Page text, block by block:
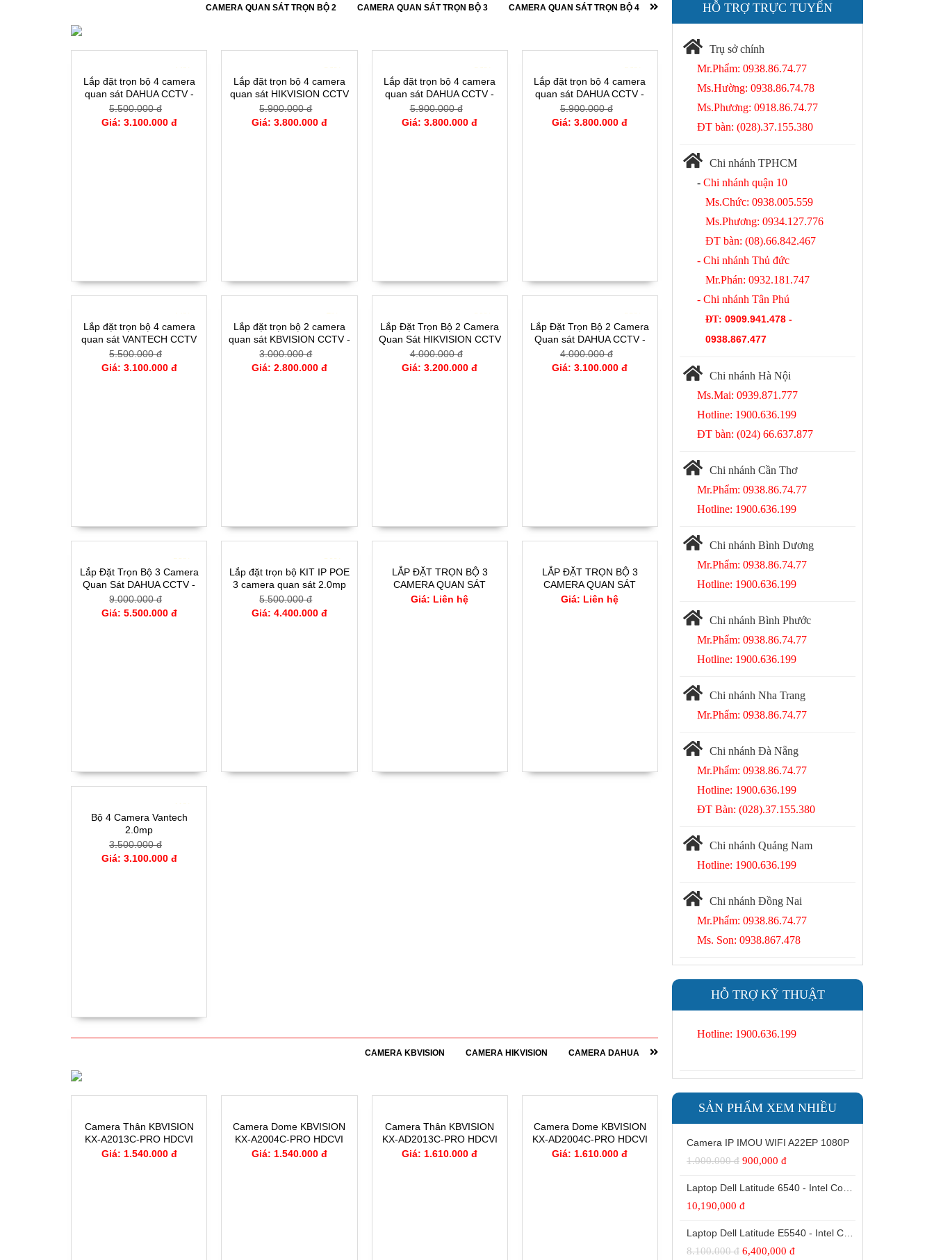
HỖ TRỢ TRỰC TUYẾN
Trụ sở chính
Mr.Phẩm: 0938.86.74.77
Ms.Hường: 0938.86.74.78
Ms.Phương: 0918.86.74.77
ĐT bàn: (028).37.155.380
Chi nhánh TPHCM
- Chi nhánh quận 10
Ms.Chức: 0938.005.559
Ms.Phương: 0934.127.776
ĐT bàn: (08).66.842.467
- Chi nhánh Thủ đức
Mr.Phán: 0932.181.747
- Chi nhánh Tân Phú
ĐT: 0909.941.478 -
0938.867.477
Chi nhánh Hà Nội
Ms.Mai: 0939.871.777
Hotline: 1900.636.199
ĐT bàn: (024) 66.637.877
Chi nhánh Cần Thơ
Mr.Phẩm: 0938.86.74.77
Hotline: 1900.636.199
Chi nhánh Bình Dương
Mr.Phẩm: 0938.86.74.77
Hotline: 1900.636.199
Chi nhánh Bình Phước
Mr.Phẩm: 0938.86.74.77
Hotline: 1900.636.199
Chi nhánh Nha Trang
Mr.Phẩm: 0938.86.74.77
Chi nhánh Đà Nẵng
Mr.Phẩm: 0938.86.74.77
Hotline: 1900.636.199
ĐT Bàn: (028).37.155.380
Chi nhánh Quảng Nam
Hotline: 1900.636.199
Chi nhánh Đồng Nai
Mr.Phẩm: 0938.86.74.77
Ms. Son: 0938.867.478
HỖ TRỢ KỸ THUẬT
Hotline: 1900.636.199
SẢN PHẨM XEM NHIỀU
Camera IP IMOU WIFI A22EP 1080P
1.000.000 đ 900,000 đ
10,190,000 đ
8.100.000 đ 6,400,000 đ
CAMERA QUAN SÁT TRỌN BỘ 2 CAMERA QUAN SÁT TRỌN BỘ 3 CAMERA QUAN SÁT TRỌN BỘ 4
- 44%
Lắp đặt trọn bộ 4 camera
quan sát DAHUA CCTV -
HFW1004CVI
5.500.000 đ
Giá: 3.100.000 đ
- 36%
Lắp đặt trọn bộ 4 camera
quan sát HIKVISION CCTV
2CE164D0T
5.900.000 đ
Giá: 3.800.000 đ
- 36%
Lắp đặt trọn bộ 4 camera
quan sát DAHUA CCTV -
HDW1204CVI
5.900.000 đ
Giá: 3.800.000 đ
- 36%
Lắp đặt trọn bộ 4 camera
quan sát DAHUA CCTV -
HFW1204CVI
5.900.000 đ
Giá: 3.800.000 đ
- 44%
Lắp đặt trọn bộ 4 camera
quan sát VANTECH CCTV
1244X
5.500.000 đ
Giá: 3.100.000 đ
- 7%
Lắp đặt trọn bộ 2 camera
quan sát KBVISION CCTV -
2100CVI
3.000.000 đ
Giá: 2.800.000 đ
- 20%
Lắp Đặt Trọn Bộ 2 Camera
Quan Sát HIKVISION CCTV
- 2CE162D0T
4.000.000 đ
Giá: 3.200.000 đ
- 23%
Lắp Đặt Trọn Bộ 2 Camera
Quan sát DAHUA CCTV -
HFW1202CVI
4.000.000 đ
Giá: 3.100.000 đ
- 39%
Lắp Đặt Trọn Bộ 3 Camera
Quan Sát DAHUA CCTV -
HFW1403CVI
9.000.000 đ
Giá: 5.500.000 đ
- 20%
Lắp đặt trọn bộ KIT IP POE
3 camera quan sát 2.0mp
DAHUA - TS1P3
5.500.000 đ
Giá: 4.400.000 đ
LẮP ĐẶT TRỌN BỘ 3
CAMERA QUAN SÁT
EZVIZ C6N3
Giá: Liên hệ
LẮP ĐẶT TRỌN BỘ 3
CAMERA QUAN SÁT
ETECH E22IP3
Giá: Liên hệ
- 11%
Bộ 4 Camera Vantech
2.0mp
3.500.000 đ
Giá: 3.100.000 đ
CAMERA KBVISION CAMERA HIKVISION CAMERA DAHUA
Camera Thân KBVISION
KX-A2013C-PRO HDCVI
Color Pro 2.0MP
Giá: 1.540.000 đ
Camera Dome KBVISION
KX-A2004C-PRO HDCVI
Color Pro 2.0MP
Giá: 1.540.000 đ
Camera Thân KBVISION
KX-AD2013C-PRO HDCVI
Ánh sáng kép Color Pro
Giá: 1.610.000 đ
Camera Dome KBVISION
KX-AD2004C-PRO HDCVI
Ánh sáng kép Color Pro
Giá: 1.610.000 đ